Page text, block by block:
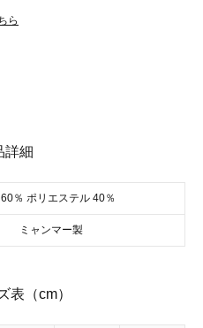
ら
詳細
％ ポリエステル 40％
ミャンマー製
表（cm）